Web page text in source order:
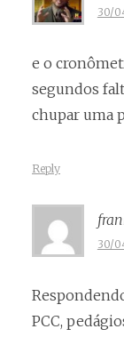
30/
e o
segundos
chupar uma
Reply
30/
PCC,